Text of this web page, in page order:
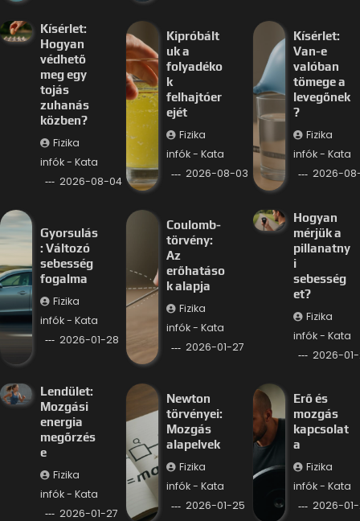
Kísérlet:
Hogyan
védhető
meg egy
tojás
zuhanás
közben?
Fizika
infók - Kata
2026-08-04
Kipróbált
uk a
folyadéko
k
felhajtóer
ejét
Fizika
infók - Kata
2026-08-03
Kísérlet:
Van-e
valóban
tömege a
levegőnek
?
Fizika
infók - Kata
2026-
Gyorsulás
: Változó
sebesség
fogalma
Fizika
infók - Kata
2026-01-28
Coulomb-
törvény:
Az
erőhatáso
k alapja
Fizika
infók - Kata
2026-01-27
Hogyan
mérjük a
pillanatny
i
sebesség
et?
Fizika
infók - Kata
2026-
Lendület:
Mozgási
energia
megőrzés
e
Fizika
infók - Kata
2026-01-27
Newton
törvényei:
Mozgás
alapelvek
Fizika
infók - Kata
2026-01-25
Erő és
mozgás
kapcsolat
a
Fizika
infók - Kata
2026-